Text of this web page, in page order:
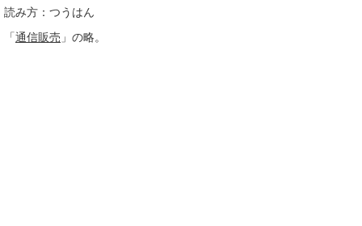
読み方：つうはん
「通信販売 」の略。